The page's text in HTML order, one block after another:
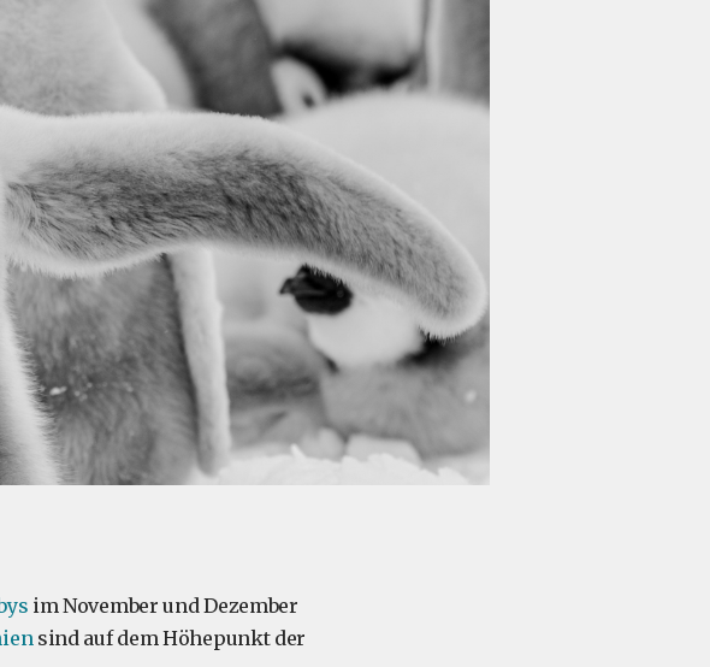
im November und Dezember
sind auf dem Höhepunkt der